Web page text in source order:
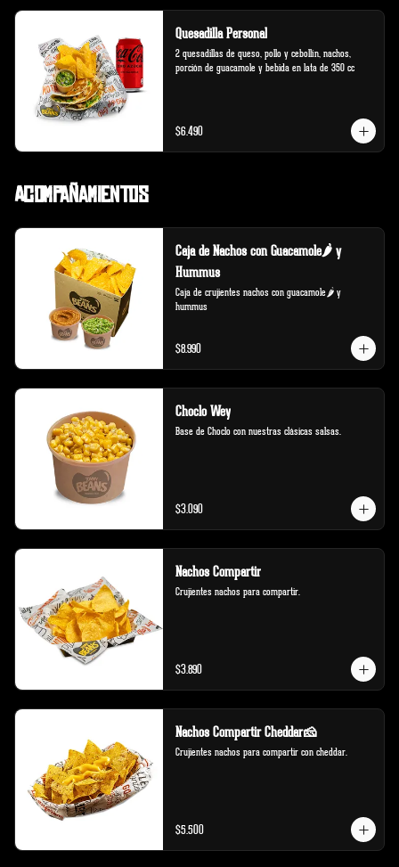
Quesadilla Personal
2 quesadillas de queso, pollo y cebollín, nachos,
porción de guacamole y bebida en lata de 350 cc
$6.490
Acompañamientos
Caja de Nachos con Guacamole🌶️ y
Hummus
Caja de crujientes nachos con guacamole🌶️ y
hummus
$8.990
Choclo Wey
Base de Choclo con nuestras clásicas salsas.
$3.090
Nachos Compartir
Crujientes nachos para compartir.
$3.890
Nachos Compartir Cheddar🧀
Crujientes nachos para compartir con cheddar.
$5.500